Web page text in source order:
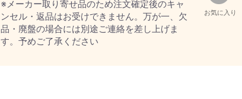
お気に入り
※メーカー取り寄せ品のため注文確定後のキャ
ンセル・返品はお受けできません。万が一、欠
品・廃盤の場合には別途ご連絡を差し上げま
す。予めご了承ください